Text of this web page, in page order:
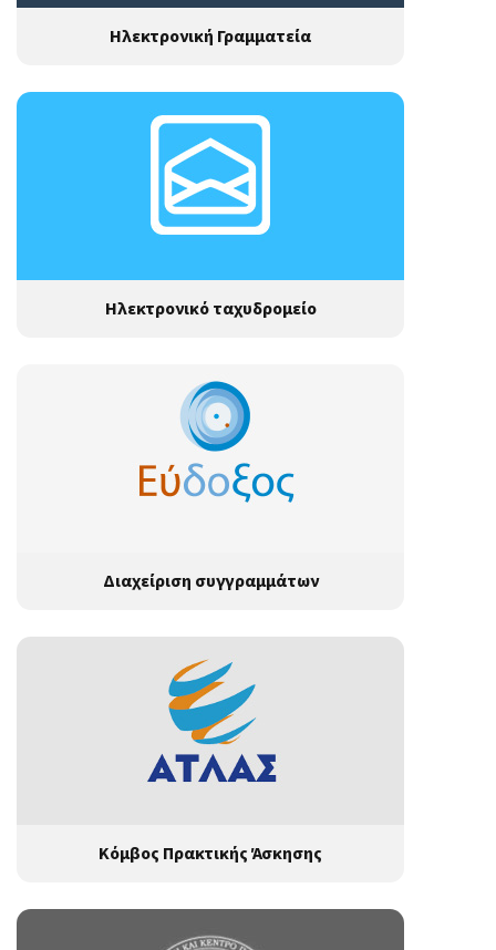
Ηλεκτρονική Γραμματεία
Ηλεκτρονικό ταχυδρομείο
Διαχείριση συγγραμμάτων
Κόμβος Πρακτικής Άσκησης